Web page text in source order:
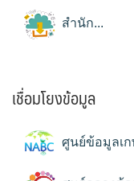
สำนัก...
เชื่อมโยงข้อมูล
ศูนย์ข้อมูลเ